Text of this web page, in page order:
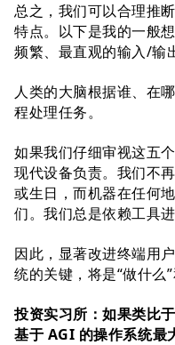
总之，我们可以合理推
特点。以下是我的⼀般
频繁、最直观的输⼊/输
⼈类的⼤脑根据谁、在
程处理任务。
如果我们仔细审视这五
现代设备负责。我们不
或⽣⽇，⽽机器在任何
们。我们总是依赖⼯具进
因此，显著改进终端⽤
统的关键，将是“做什么”
投资实习所：如果类⽐
基于 AGI 的操作系统最